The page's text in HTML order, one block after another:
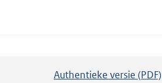
Authentieke versie (PDF)